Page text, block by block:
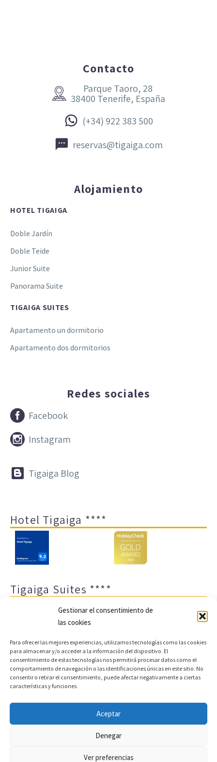
Gestionar el consentimiento de
las cookies
Para ofrecer las mejores experiencias, utilizamos tecnologías como las cookies
para almacenar y/o acceder a la información del dispositivo. El
consentimiento de estas tecnologías nos permitirá procesar datos como el
comportamiento de navegación o las identificaciones únicas en este sitio. No
consentir o retirar el consentimiento, puede afectar negativamente a ciertas
características y funciones.
Aceptar
Denegar
Ver preferencias
Contacto


Parque Taoro, 28
38400 Tenerife, España

 (+34) 922 383 500

 reservas@tigaiga.com
Alojamiento
HOTEL TIGAIGA
Doble Jardín
Doble Teide
Junior Suite
Panorama Suite
TIGAIGA SUITES
Apartamento un dormitorio
Apartamento dos dormitorios
Redes sociales

 Facebook

 Instagram

 Tigaiga Blog
Hotel Tigaiga ****
Tigaiga Suites ****
Aviso legal y política de privacidad
Transparencia
Cookies
Sitemap
Desarrollo web y motor de reservas